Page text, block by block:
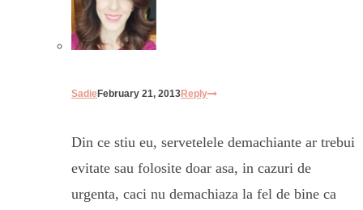
SadieFebruary 21, 2013Reply
Din ce stiu eu, servetelele demachiante ar trebui
evitate sau folosite doar asa, in cazuri de
urgenta, caci nu demachiaza la fel de bine ca